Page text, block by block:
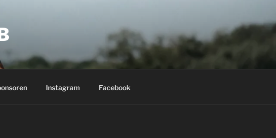
Instagram Facebook